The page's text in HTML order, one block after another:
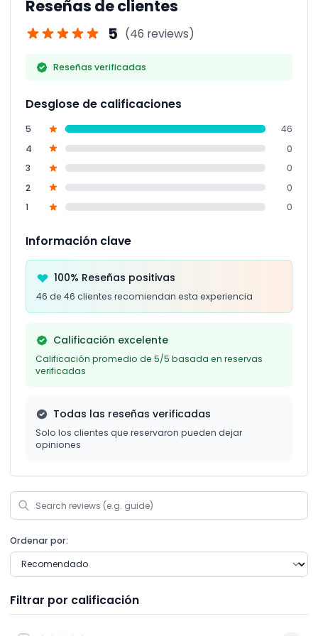
relajada.
Reseñas de clientes
5 (46 reviews)
Reseñas verificadas
Desglose de calificaciones
5
46
4
0
3
0
2
0
1
0
Información clave
100% Reseñas positivas
46 de 46 clientes recomiendan esta experiencia
Calificación excelente
Calificación promedio de 5/5 basada en reservas
verificadas
Todas las reseñas verificadas
Solo los clientes que reservaron pueden dejar
opiniones
Ordenar por:
Filtrar por calificación